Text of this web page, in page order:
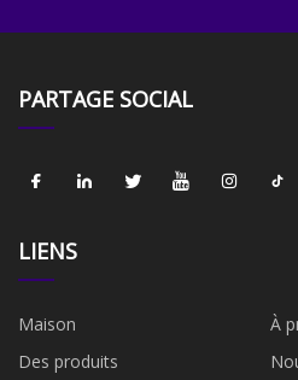
PARTAGE SOCIAL
LIENS
Maison
À
Des produits